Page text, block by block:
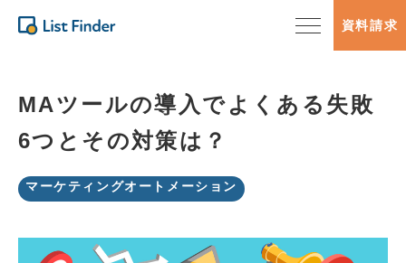
資料請求
MAツールの導入でよくある失敗
6つとその対策は？
マーケティングオートメーション